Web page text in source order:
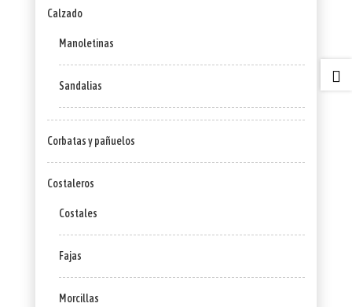
Calzado
Manoletinas
Sandalias
Corbatas y pañuelos
Costaleros
Costales
Fajas
Morcillas
